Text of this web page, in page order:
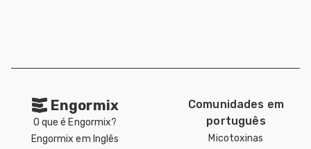
Engormix
O que é Engormix?
Engormix em Inglês
Comunidades em
português
Micotoxinas